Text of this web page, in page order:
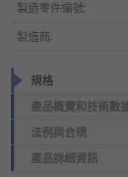
製造零件編號:
製造商:
規格
產品概覽和技術數
法例與合規
產品詳細資訊